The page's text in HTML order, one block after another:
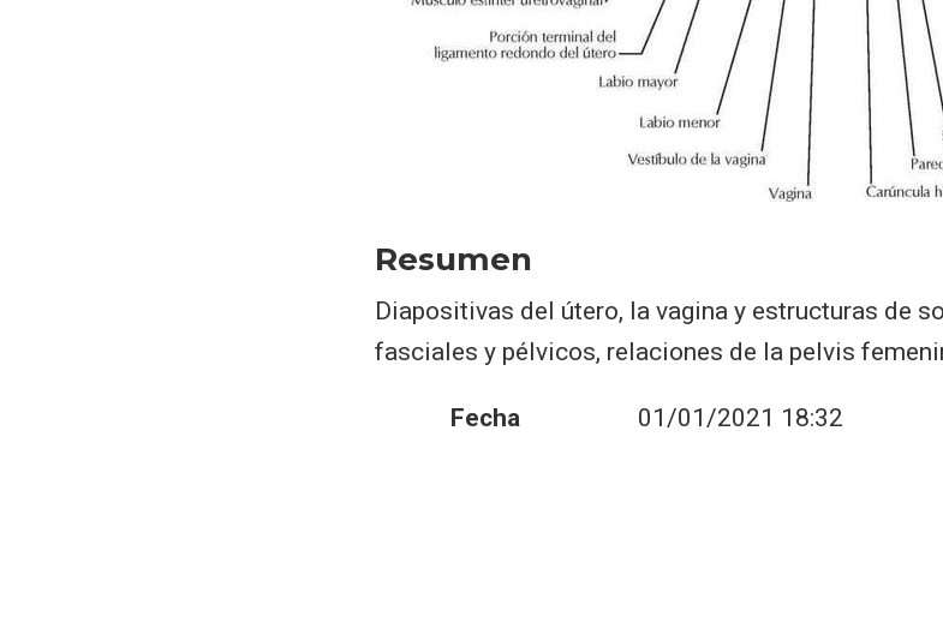
Resumen
Diapositivas del útero, la vagina y estructuras de
fasciales y pélvicos, relaciones de la pelvis
Fecha 01/01/2021 18:32